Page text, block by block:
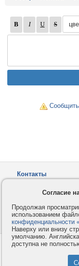
Контакты
Как оплатить
© 2008-
Согласие
Продолжая
использованием
конфиденциальности
Наверху или внизу
умолчанию.
доступна не